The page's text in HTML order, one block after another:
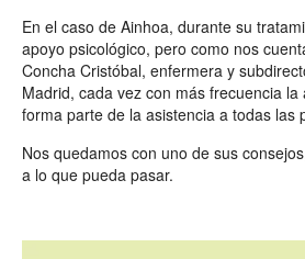
En el caso de Ainhoa, durante su
apoyo psicológico, pero como nos
Concha Cristóbal, enfermera y
Madrid, cada vez con más frecuencia la
forma parte de la asistencia a todas las
Nos quedamos con uno de sus
a lo que pueda pasar.